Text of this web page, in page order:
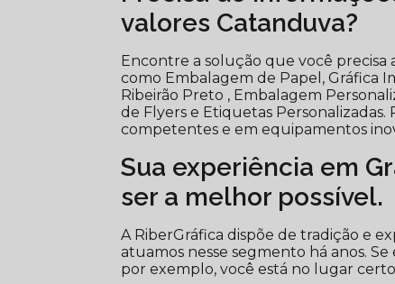
valores Catanduva?
Encontre a solução que você precisa
como Embalagem de Papel, Gráfica
Ribeirão Preto , Embalagem
de Flyers e Etiquetas Personalizadas.
competentes e em equipamentos
Sua experiência em
ser a melhor possível.
A RiberGráfica dispõe de tradição e
atuamos nesse segmento há anos.
por exemplo, você está no lugar